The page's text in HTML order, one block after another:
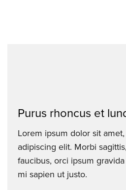
Purus rhoncus et
Lorem ipsum dolor sit
adipiscing elit. Morbi
faucibus, orci ipsum
mi sapien ut justo.